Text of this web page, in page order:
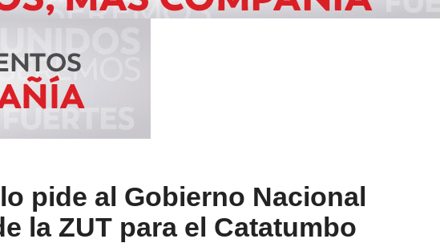
pide al Gobierno Nacional
la ZUT para el Catatumbo